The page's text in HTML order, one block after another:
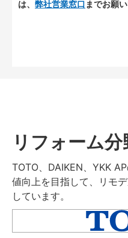
は、 弊社営業窓口 までお願
リフォーム
TOTO、DAIKEN、YKK
値向上を目指して、リモ
しています。